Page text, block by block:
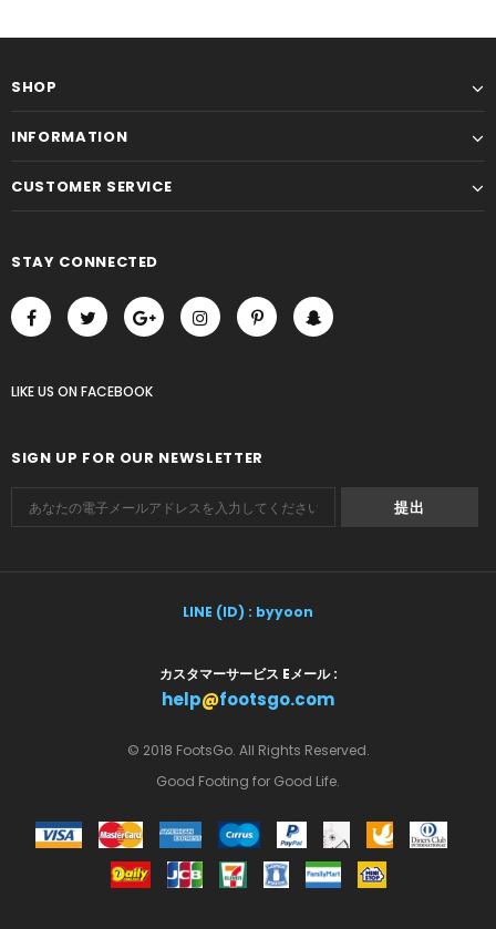
SHOP
INFORMATION
CUSTOMER SERVICE
STAY CONNECTED
LIKE US ON FACEBOOK
SIGN UP FOR OUR NEWSLETTER
LINE (ID) : byyoon
カスタマーサービス Eメール :
help@footsgo.com
© 2018 FootsGo. All Rights Reserved.
Good Footing for Good Life.